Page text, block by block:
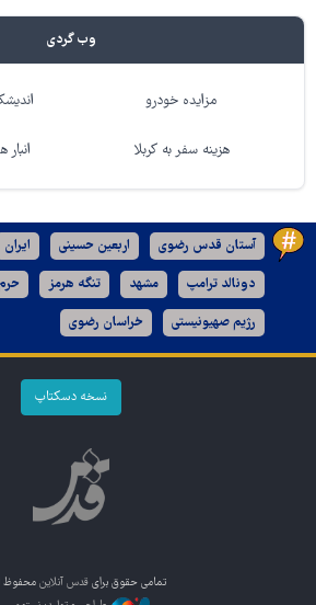
وب گردی
مزایده خودرو
هزینه سفر به کربلا
آستان قدس رضوی اربعین حسینی ایران
دونالد ترامپ مشهد تنگه هرمز
رژیم صهیونیستی خراسان رضوی
نسخه دسکتاپ
تمامی حقوق برای قدس آنلاین محفوظ